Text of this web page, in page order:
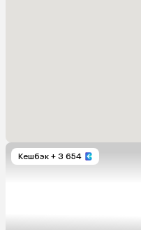
Кешбэк + 3 654